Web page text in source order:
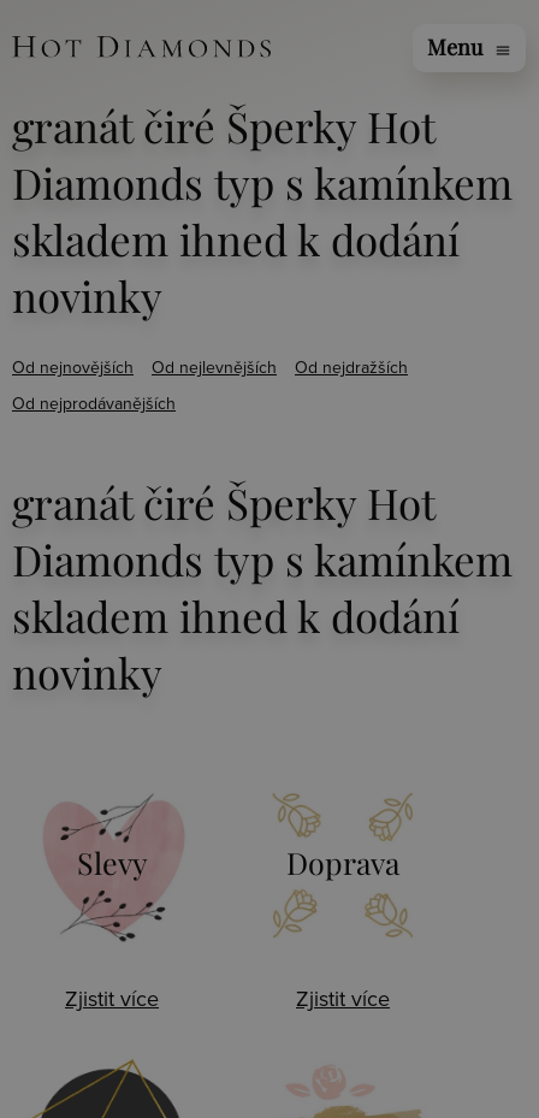
Menu menu
granát čiré Šperky Hot
Diamonds typ s kamínkem
skladem ihned k dodání
novinky
Od nejnovějších Od nejlevnějších Od nejdražších
Od nejprodávanějších
granát čiré Šperky Hot
Diamonds typ s kamínkem
skladem ihned k dodání
novinky
Slevy
Zjistit více
Doprava
Zjistit více